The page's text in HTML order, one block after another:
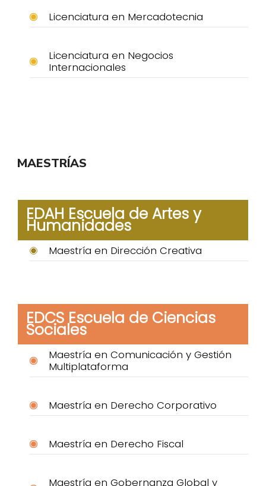
Licenciatura en Mercadotecnia
Licenciatura en Negocios
Internacionales
MAESTRÍAS
EDAH Escuela de Artes y
Humanidades
Maestría en Dirección Creativa
EDCS Escuela de Ciencias
Sociales
Maestría en Comunicación y Gestión
Multiplataforma
Maestría en Derecho Corporativo
Maestría en Derecho Fiscal
Maestría en Gobernanza Global y